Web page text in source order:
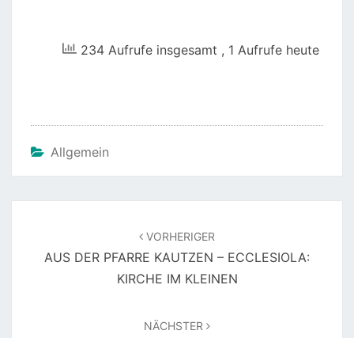
234 Aufrufe insgesamt , 1 Aufrufe heute
Allgemein
VORHERIGER
AUS DER PFARRE KAUTZEN – ECCLESIOLA:
KIRCHE IM KLEINEN
NÄCHSTER